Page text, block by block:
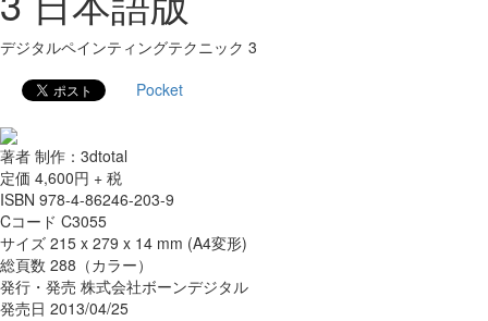
デジタルペインティングテクニック 3
Pocket
著者 制作：3dtotal
定価 4,600円 + 税
ISBN 978-4-86246-203-9
Cコード C3055
サイズ 215 x 279 x 14 mm (A4変形)
総頁数 288（カラー）
発行・発売 株式会社ボーンデジタル
発売日 2013/04/25